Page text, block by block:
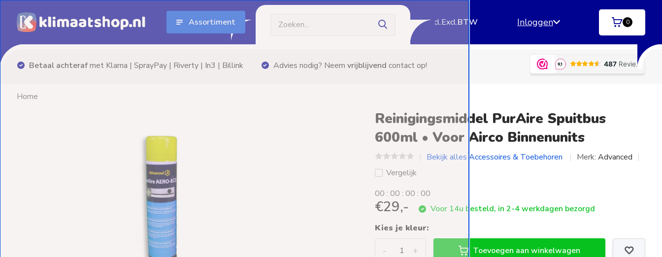
Assortiment Incl.Excl.BTW Inloggen 0
Advies nodig? Neemvrijblijvendcontact op! Gratis bezorgingvanaf €60,- (m.u.v. palletzendingen) Betaal achterafmet Klarna |
Aanbiedingen
Home
Reinigingsmiddel PurAire Spuitbus
600ml • Voor Airco Binnenunits
Bekijk alles Accessoires & Toebehoren Merk:Advanced
Vergelijk
00 :00 :00 :00
€29,-
Voor 14u besteld, in 2-4 werkdagen bezorgd
Kies je kleur:
+
- Toevoegen aan winkelwagen